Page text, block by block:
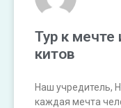
Тур к мечте
китов
Наш учредитель,
каждая мечта